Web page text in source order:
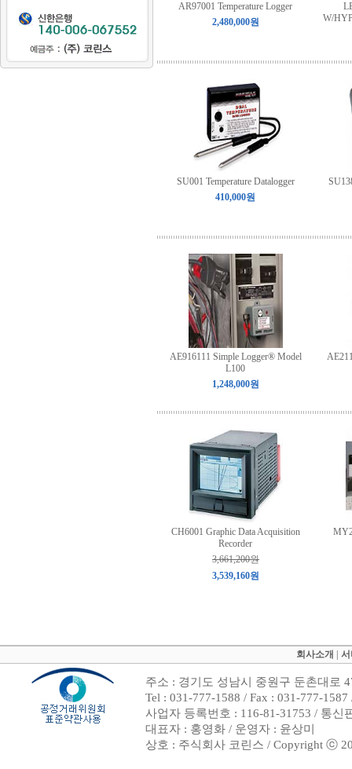
AR97001 Temperature Logger
2,480,000원
W/
SU001 Temperature Datalogger
410,000원
AE916111 Simple Logger® Model
L100
1,248,000원
CH6001 Graphic Data Acquisition
Recorder
3,661,200원
3,539,160원
회사소개
주소 : 경기도 성남시 중원구 둔촌대로
Tel : 031-777-1588 / Fax : 031-777-
사업자 등록번호 : 116-81-31753 / 통신
대표자 : 홍영화 / 운영자 : 윤상미
상호 : 주식회사 코린스 / Copyright ⓒ